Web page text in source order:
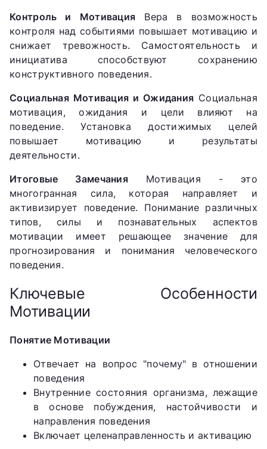
Контроль и Мотивация Вера в возможность
контроля над событиями повышает мотивацию и
снижает тревожность. Самостоятельность и
инициатива способствуют сохранению
конструктивного поведения.
Социальная Мотивация и Ожидания Социальная
мотивация, ожидания и цели влияют на
поведение. Установка достижимых целей
повышает мотивацию и результаты
деятельности.
Итоговые Замечания Мотивация - это
многогранная сила, которая направляет и
активизирует поведение. Понимание различных
типов, силы и познавательных аспектов
мотивации имеет решающее значение для
прогнозирования и понимания человеческого
поведения.
Ключевые Особенности
Мотивации
Понятие Мотивации
Отвечает на вопрос "почему" в отношении
поведения
Внутренние состояния организма, лежащие
в основе побуждения, настойчивости и
направления поведения
Включает целенаправленность и активацию